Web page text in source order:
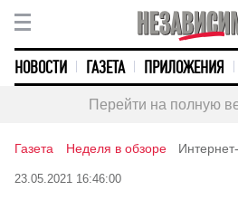
НОВОСТИ ГАЗЕТА ПРИЛОЖЕНИЯ
Перейти на полную
Газета Неделя в обзоре
23.05.2021 16:46:00